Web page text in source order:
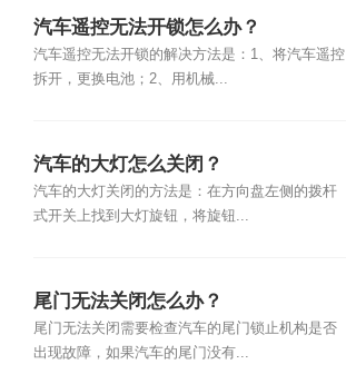
汽车遥控无法开锁怎么办？
汽车遥控无法开锁的解决方法是：1、将汽车遥控
拆开，更换电池；2、用机械...
汽车的大灯怎么关闭？
汽车的大灯关闭的方法是：在方向盘左侧的拨杆
式开关上找到大灯旋钮，将旋钮...
尾门无法关闭怎么办？
尾门无法关闭需要检查汽车的尾门锁止机构是否
出现故障，如果汽车的尾门没有...